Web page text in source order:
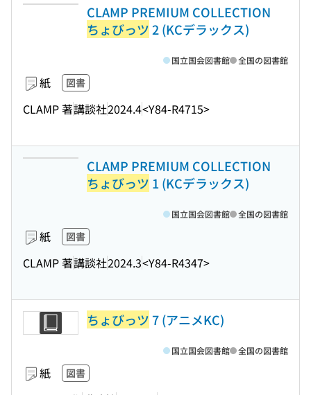
CLAMP PREMIUM COLLECTION
ちょびっツ2 (KCデラックス)
紙 図書
CLAMP 著講談社2024.4<Y84-R4715>
国立国会図書館 全国の図書館
CLAMP PREMIUM COLLECTION
ちょびっツ 1 (KCデラックス)
紙 図書
CLAMP 著講談社2024.3<Y84-R4347>
国立国会図書館 全国の図書館
ちょびっツ7 (アニメKC)
紙 図書
国立国会図書館 全国の図書館